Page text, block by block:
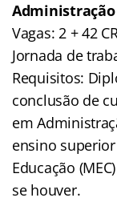
Administração
Vagas: 2 + 42
Jornada de
Requisitos:
conclusão de
em
ensino
Educação
se houver.